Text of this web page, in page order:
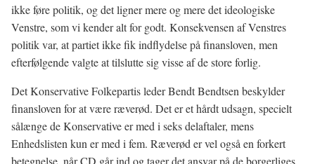
ikke føre politik, og det ligner mere og mere det ideologiske
Venstre, som vi kender alt for godt. Konsekvensen af Venstres
politik var, at partiet ikke fik indflydelse på finansloven, men
efterfølgende valgte at tilslutte sig visse af de store forlig.
Det Konservative Folkepartis leder Bendt Bendtsen beskylder
finansloven for at være ræverød. Det er et hårdt udsagn, specielt
sålænge de Konservative er med i seks delaftaler, mens
Enhedslisten kun er med i fem. Ræverød er vel også en forkert
betegnelse, når CD går ind og tager det ansvar på de borgerliges